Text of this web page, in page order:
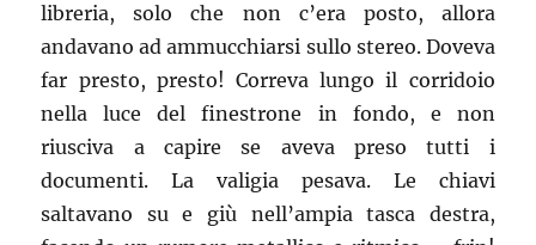
libreria, solo che non c’era posto, allora
andavano ad ammucchiarsi sullo stereo. Doveva
far presto, presto! Correva lungo il corridoio
nella luce del finestrone in fondo, e non
riusciva a capire se aveva preso tutti i
documenti. La valigia pesava. Le chiavi
saltavano su e giù nell’ampia tasca destra,